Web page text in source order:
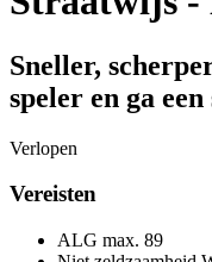
Sneller,
speler en ga
Verlopen
Vereisten
ALG max. 89